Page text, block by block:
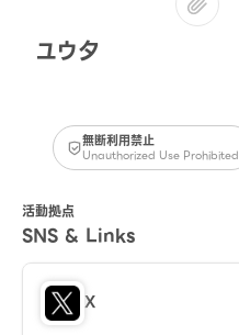
ユウ夕
無断利用禁止
Unauthorized Use Prohibited
活動拠点
SNS & Links
X